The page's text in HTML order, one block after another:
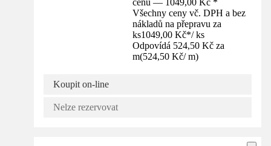
cenu — 1049,00 Kč *
Všechny ceny vč. DPH a bez
nákladů na přepravu za
ks1049,00 Kč*/ ks
Odpovídá 524,50 Kč za
m(524,50 Kč/ m)
Koupit on-line
Nelze rezervovat